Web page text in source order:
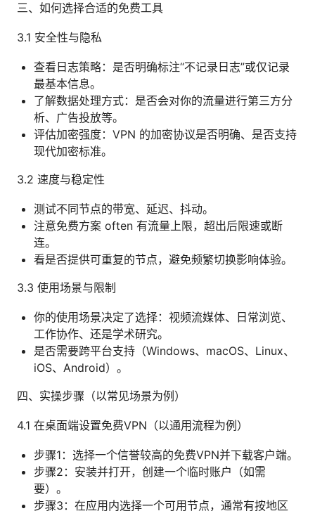
三、如何选择合适的免费工具
3.1 安全性与隐私
查看日志策略：是否明确标注“不记录日志”或仅记录
最基本信息。
了解数据处理方式：是否会对你的流量进行第三方分
析、广告投放等。
评估加密强度：VPN 的加密协议是否明确、是否支持
现代加密标准。
3.2 速度与稳定性
测试不同节点的带宽、延迟、抖动。
注意免费方案 often 有流量上限，超出后限速或断
连。
看是否提供可重复的节点，避免频繁切换影响体验。
3.3 使用场景与限制
你的使用场景决定了选择：视频流媒体、日常浏览、
工作协作、还是学术研究。
是否需要跨平台支持（Windows、macOS、Linux、
iOS、Android）。
四、实操步骤（以常见场景为例）
4.1 在桌面端设置免费VPN（以通用流程为例）
步骤1：选择一个信誉较高的免费VPN并下载客户端。
步骤2：安装并打开，创建一个临时账户（如需
要）。
步骤3：在应用内选择一个可用节点，通常有按地区